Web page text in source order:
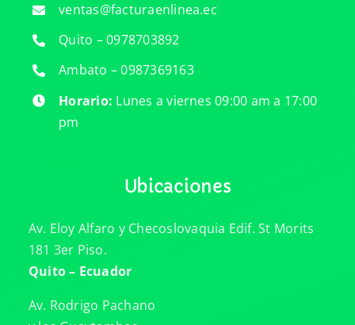
ventas@facturaenlinea.ec
Quito – 0978703892
Ambato – 0987369163
Horario: Lunes a viernes 09:00 am a 17:00
pm
Ubicaciones
Av. Eloy Alfaro y Checoslovaquia Edif. St Morits
181 3er Piso.
Quito – Ecuador
Av. Rodrigo Pachano